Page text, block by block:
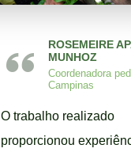
KARLA LOPES
Pedagoga e
municipal de
A experiência com a
Verde foi excelente.
ROSEMEIRE
MUNHOZ
Coordenadora
Campinas
O trabalho realizado
proporcionou